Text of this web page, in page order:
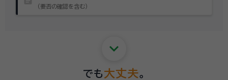
（要否の確認を含む）
keyboard_arrow_down
でも 大丈夫。